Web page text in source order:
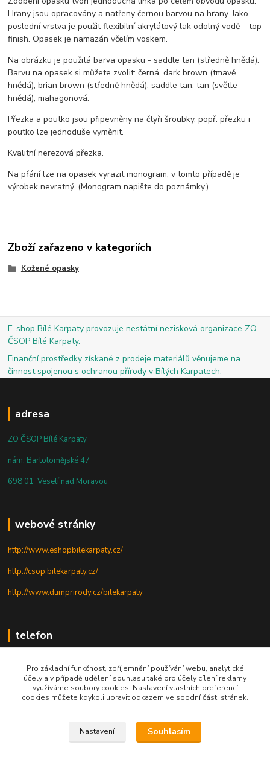
Hrany jsou opracovány a natřeny černou barvou na hrany. Jako
poslední vrstva je použit flexibilní akrylátový lak odolný vodě – top
finish. Opasek je namazán včelím voskem.
Na obrázku je použitá barva opasku - saddle tan (středně hnědá).
Barvu na opasek si můžete zvolit: černá, dark brown (tmavě
hnědá), brian brown (středně hnědá), saddle tan, tan (světle
hnědá), mahagonová.
Přezka a poutko jsou připevněny na čtyři šroubky, popř. přezku i
poutko lze jednoduše vyměnit.
Kvalitní nerezová přezka.
Na přání lze na opasek vyrazit monogram, v tomto případě je
výrobek nevratný. (Monogram napište do poznámky.)
Zboží zařazeno v kategoriích
Kožené opasky
E-shop Bílé Karpaty provozuje nestátní nezisková organizace ZO
ČSOP Bílé Karpaty.
Finanční prostředky získané z prodeje materiálů věnujeme na
činnost spojenou s ochranou přírody v Bílých Karpatech.
adresa
ZO ČSOP Bílé Karpaty
nám. Bartolomějské 47
698 01 Veselí nad Moravou
webové stránky
http://www.eshopbilekarpaty.cz/
http://csop.bilekarpaty.cz/
http://www.dumprirody.cz/bilekarpaty
telefon
+420 727 880 789
PO - PÁ: 9 - 17
Pro základní funkčnost, zpříjemnění používání webu, analytické
účely a v případě udělení souhlasu také pro účely cílení reklamy
využíváme soubory cookies. Nastavení vlastních preferencí
cookies můžete kdykoli upravit odkazem ve spodní části stránek.
Nastavení Souhlasím